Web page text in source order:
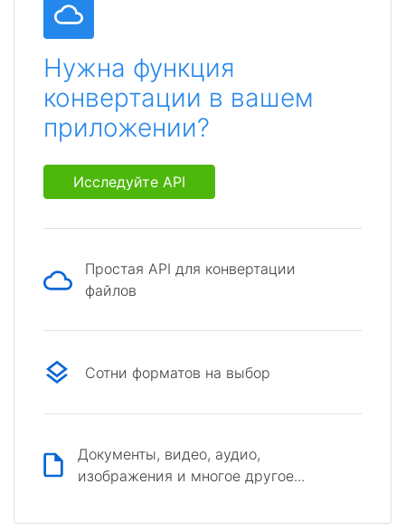
Нужна функция
конвертации в вашем
приложении?
Исследуйте API
Простая API для конвертации
файлов
Сотни форматов на выбор
Документы, видео, аудио,
изображения и многое другое...